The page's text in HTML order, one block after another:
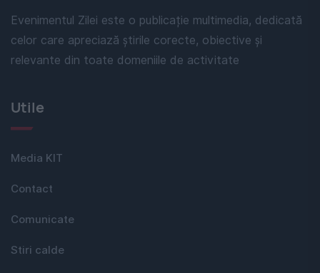
Evenimentul Zilei este o publicație multimedia, dedicată
celor care apreciază știrile corecte, obiective și
relevante din toate domeniile de activitate
Utile
Media KIT
Contact
Comunicate
Stiri calde